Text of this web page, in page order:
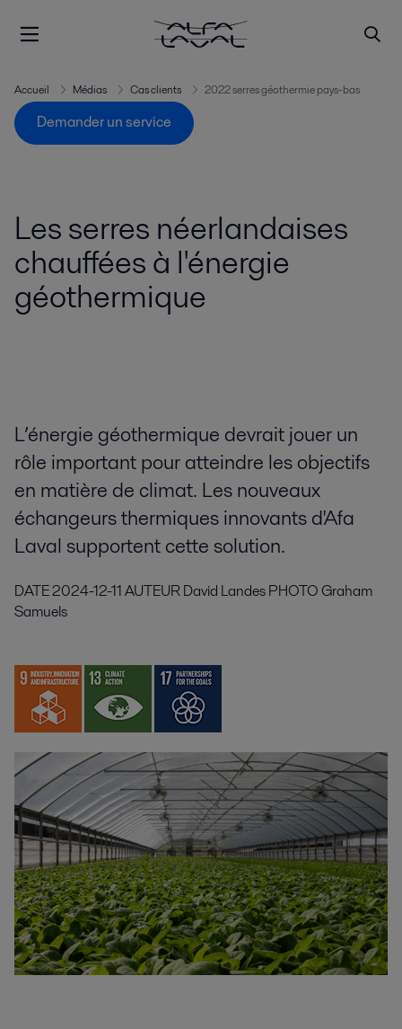
Accueil Médias Cas clients 2022 serres géothermie pays-bas
Demander un service
Les serres néerlandaises
chauffées à l'énergie
géothermique
L’énergie géothermique devrait jouer un
rôle important pour atteindre les objectifs
en matière de climat. Les nouveaux
échangeurs thermiques innovants d'Afa
Laval supportent cette solution.
DATE2024-12-11AUTEURDavid LandesPHOTO Graham
Samuels